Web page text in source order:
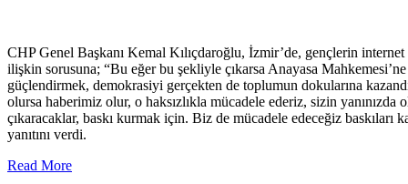
CHP Genel Başkanı Kemal Kılıçdaroğlu, İzmir’de, gençlerin
ilişkin sorusuna; “Bu eğer bu şekliyle çıkarsa Anayasa
güçlendirmek, demokrasiyi gerçekten de toplumun dokularına
olursa haberimiz olur, o haksızlıkla mücadele ederiz, sizin
çıkaracaklar, baskı kurmak için. Biz de mücadele edeceğiz
yanıtını verdi.
Read More